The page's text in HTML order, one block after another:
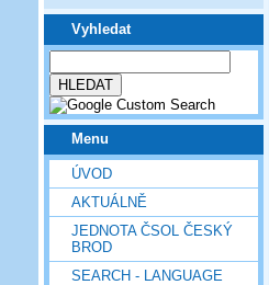
Vyhledat
Menu
ÚVOD
AKTUÁLNĚ
JEDNOTA ČSOL ČESKÝ
BROD
SEARCH - LANGUAGE